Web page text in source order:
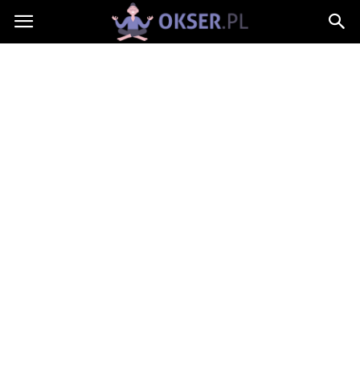
Okser.pl